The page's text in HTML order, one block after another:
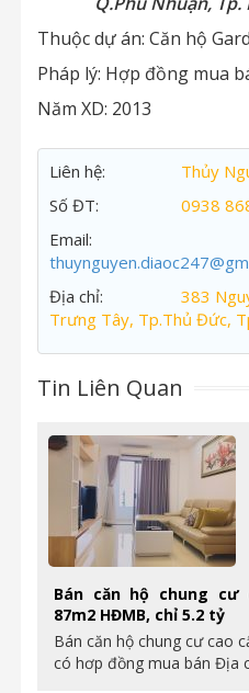
Thuộc dự án: Căn hộ
Pháp lý: Hợp đồng mua
Năm XD: 2013
Liên hệ:
Thủy
Số ĐT:
0938
Email:
Địa chỉ:
383
Trưng Tây, Tp.Thủ Đức,
Tin Liên Quan
Bán căn hộ chung cư
87m2 HĐMB, chỉ 5.2 tỷ
Bán căn hộ chung cư cao
có hơp đồng mua bán Địa